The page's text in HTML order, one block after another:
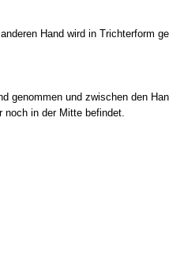
Hand wird in Trichterform
und zwischen den
in der Mitte befindet.